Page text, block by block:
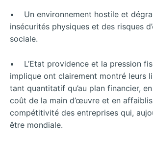
• Un environnement hostile et
insécurités physiques et des risques
sociale.
• L’Etat providence et la pression
implique ont clairement montré leurs
tant quantitatif qu’au plan financier,
coût de la main d’œuvre et en
compétitivité des entreprises qui,
être mondiale.